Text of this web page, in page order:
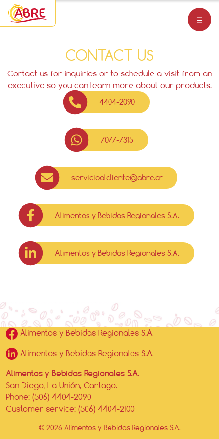
☰
CONTACT US
Contact us for inquiries or to schedule a visit from an
executive so you can learn more about our products.
4404-2090
7077-7315
servicioalcliente@abre.cr
Alimentos y Bebidas Regionales S.A.
Alimentos y Bebidas Regionales S.A.
Alimentos y Bebidas Regionales S.A.
Alimentos y Bebidas Regionales S.A.
Alimentos y Bebidas Regionales S.A.
San Diego, La Unión, Cartago.
Phone: (506) 4404-2090
Customer service: (506) 4404-2100
© 2026 Alimentos y Bebidas Regionales S.A.